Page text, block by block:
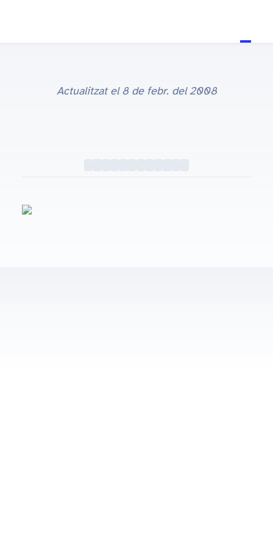
Actualitzat el 8 de febr. del 2008